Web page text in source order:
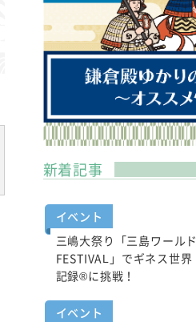
新着記事
イベント
三嶋大祭り「三島ワールド
FESTIVAL」でギネス世界
記録®に挑戦！
イベント